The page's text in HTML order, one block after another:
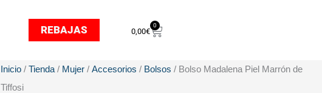
REBAJAS 0,00€
0
Carrito
Inicio /Tienda / Mujer /Accesorios / Bolsos / Bolso Madalena Piel Marrón de
Tiffosi